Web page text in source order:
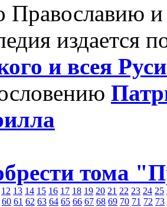
Православию
издается
и всея
тома
12 13 14 15 16 17 18 19 20 21 22 23 24 25
60 61 62 63 64 65 66 67 68 69 70 71 72 73